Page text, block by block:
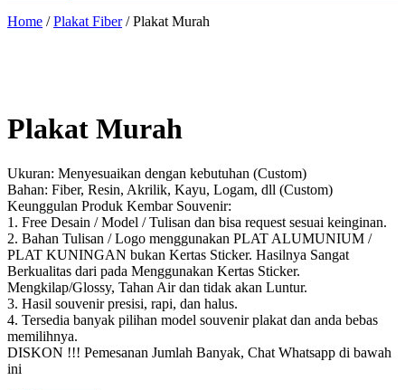
Home /Plakat Fiber/ Plakat Murah
Plakat Murah
Ukuran: Menyesuaikan dengan kebutuhan (Custom)
Bahan: Fiber, Resin, Akrilik, Kayu, Logam, dll (Custom)
Keunggulan Produk Kembar Souvenir:
1. Free Desain / Model / Tulisan dan bisa request sesuai keinginan.
2. Bahan Tulisan / Logo menggunakan PLAT ALUMUNIUM /
PLAT KUNINGAN bukan Kertas Sticker. Hasilnya Sangat
Berkualitas dari pada Menggunakan Kertas Sticker.
Mengkilap/Glossy, Tahan Air dan tidak akan Luntur.
3. Hasil souvenir presisi, rapi, dan halus.
4. Tersedia banyak pilihan model souvenir plakat dan anda bebas
memilihnya.
DISKON !!! Pemesanan Jumlah Banyak, Chat Whatsapp di bawah
ini